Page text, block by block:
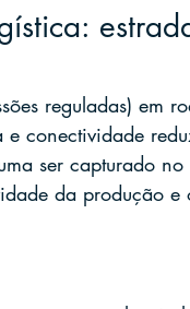
reguladas) em
conectividade
ser capturado
da produção e